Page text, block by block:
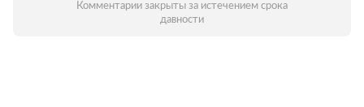
Комментарии закрыты за истечением срока
давности